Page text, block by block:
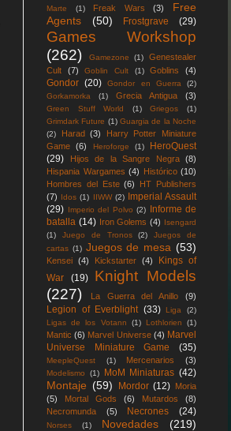
Marte
(1) Freak Wars (3)
Free
Agents
(50) Frostgrave (29)
Games Workshop
(262)
Gamezone (1)
Genestealer
Cult
(7) Goblin Cult (1) Goblins (4)
Gondor (20) Gondor en Guerra
(2)
Gorkamorka
(1) Grecia Antigua (3)
Green Stuff World (1) Griegos
(1)
Grimdark Future (1) Guargia de la Noche
(2)
Harad (3)
Harry Potter Miniature
Game
(6) Heroforge (1)
HeroQuest
(29)
Hijos de la Sangre Negra
(8)
Hispania Wargames (4) Histórico (10)
Hombres del Este (6)
HT Publishers
(7) Idos (1) IIWW (2)
Imperial Assault
(29) Imperio del Polvo (2)
Informe de
batalla (14) Iron Golems (4) Isengard
(1)
Juego de Tronos (2)
Juegos de
cartas (1) Juegos de mesa (53)
Kensei (4) Kickstarter (4)
Kings of
War
(19)
Knight Models
(227)
La Guerra del Anillo (9)
Legion of Everblight (33) Liga
(2)
Ligas de los Votann
(1) Lothlorien (1)
Mantic (6) Marvel Universe (4) Marvel
Universe Miniature Game
(35)
MeepleQuest (1) Mercenarios (3)
Modelismo (1) MoM Miniaturas (42)
Montaje (59) Mordor (12) Moria
(5)
Mortal Gods (6) Mutardos
(8)
Necromunda
(5) Necrones (24)
Norses (1) Novedades (219)